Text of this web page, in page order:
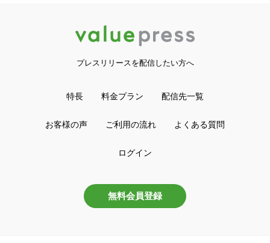
プレスリリースを配信したい方へ
特長 料金プラン 配信先一覧
お客様の声 ご利用の流れ よくある質問
ログイン
無料会員登録